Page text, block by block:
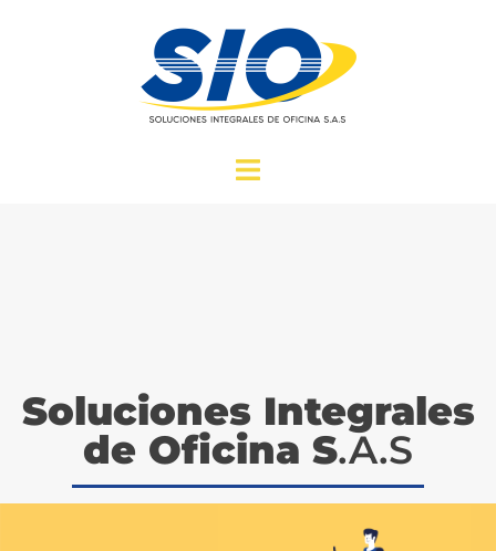
Soluciones Integrales
de Oficina S.A.S